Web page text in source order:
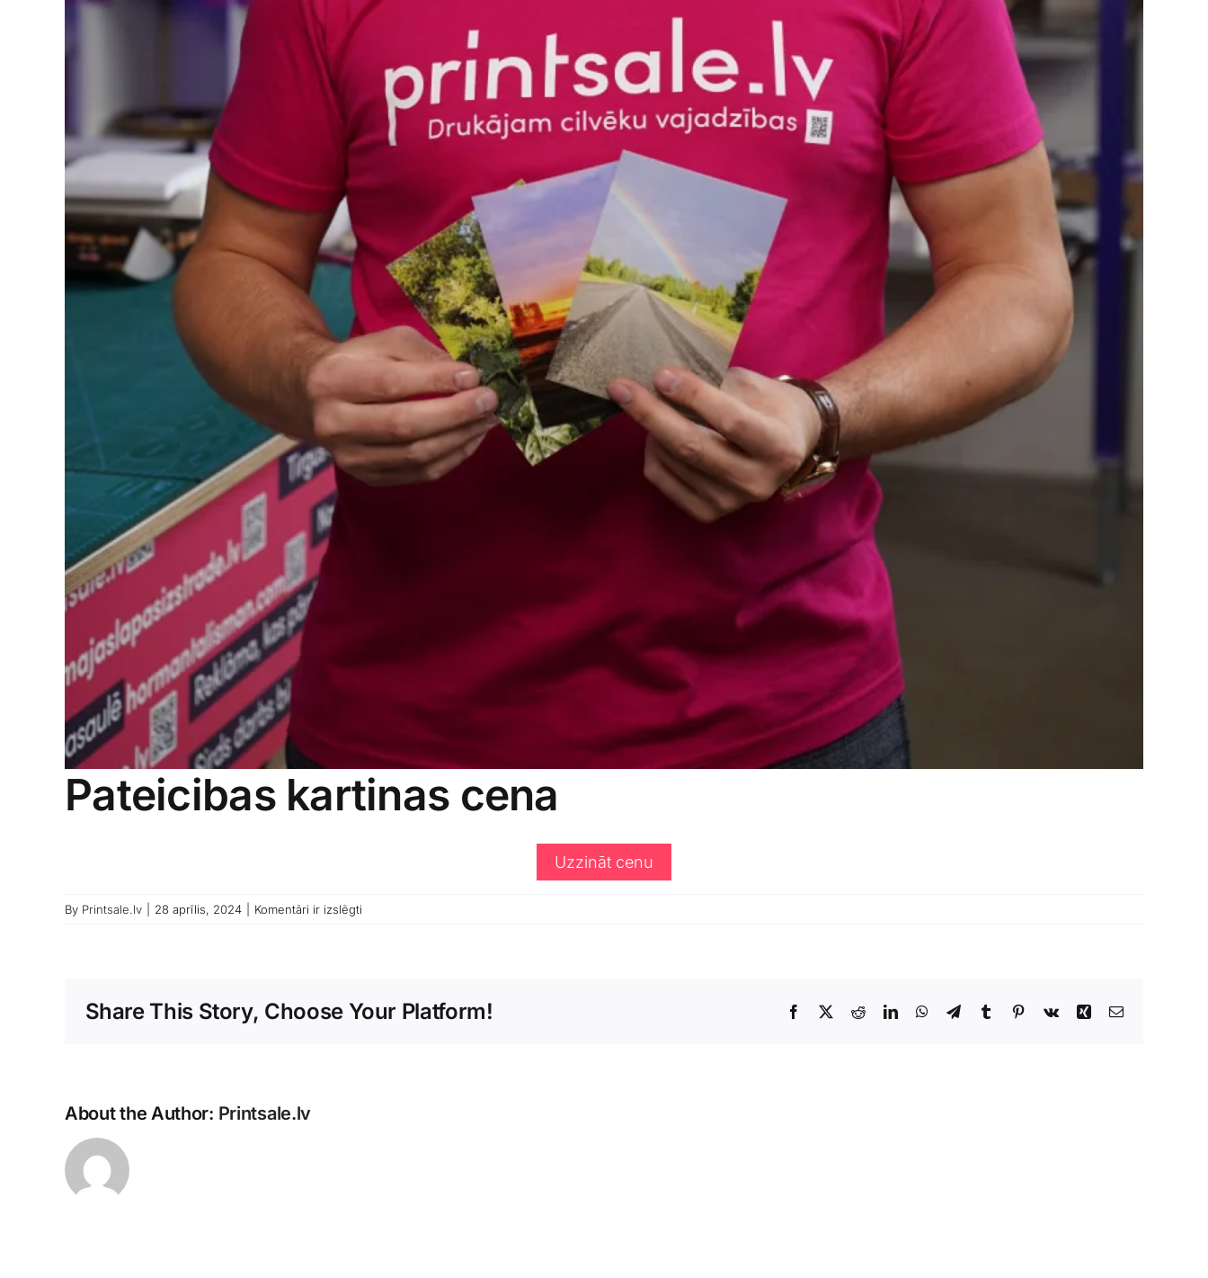
Pateicibas kartinas cena
Uzzināt cenu
By Printsale.lv 28 aprīlis, 2024 Komentāri ir izslēgti
Share This Story, Choose Your Platform! Facebook
X RedditLinkedInWhatsApp
TelegramTumblrPinterest
Vk Xing Email
About the Author: Printsale.lv